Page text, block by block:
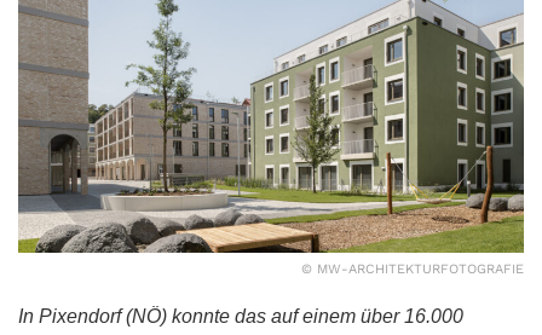
© MW-ARCHITEKTURFOTOGRAFIE
In Pixendorf (NÖ) konnte das auf einem über 16.000